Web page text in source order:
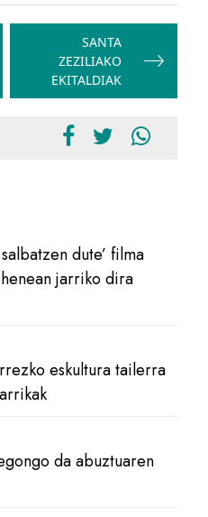
SANTA
ZEZILIAKO
EKITALDIAK
dute’ filma
jarriko dira
eskultura tailerra
da abuztuaren